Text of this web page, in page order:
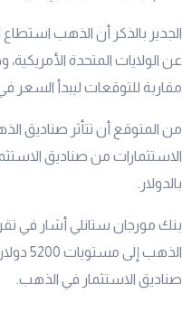
الجدير بالذكر أن الذهب
عن الولايات المتحدة
مقاربة للتوقعات ليبدأ السعر
من المتوقع أن تتأثر صناديق
الاستثمارات من صناديق
بالدولار.
بنك مورجان ستانلي أشار في
صناديق الاستثمار في الذهب.